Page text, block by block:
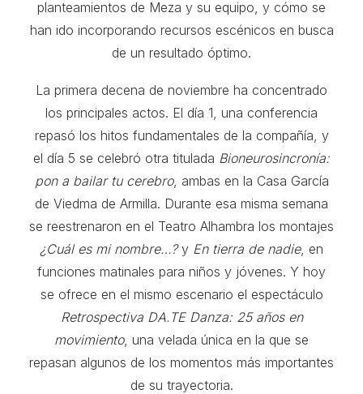
planteamientos de Meza y su equipo, y cómo se
han ido incorporando recursos escénicos en busca
de un resultado óptimo.
La primera decena de noviembre ha concentrado
los principales actos. El día 1, una conferencia
repasó los hitos fundamentales de la compañía, y
el día 5 se celebró otra titulada Bioneurosincronía:
pon a bailar tu cerebro, ambas en la Casa García
de Viedma de Armilla. Durante esa misma semana
se reestrenaron en el Teatro Alhambra los montajes
¿Cuál es mi nombre…?y En tierra de nadie, en
funciones matinales para niños y jóvenes. Y hoy
se ofrece en el mismo escenario el espectáculo
Retrospectiva DA.TE Danza: 25 años en
movimiento, una velada única en la que se
repasan algunos de los momentos más importantes
de su trayectoria.